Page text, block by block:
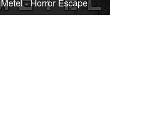
Metel - Horror Escape